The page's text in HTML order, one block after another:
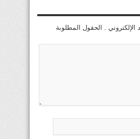
الإلكتروني . الحقول المطلوبة